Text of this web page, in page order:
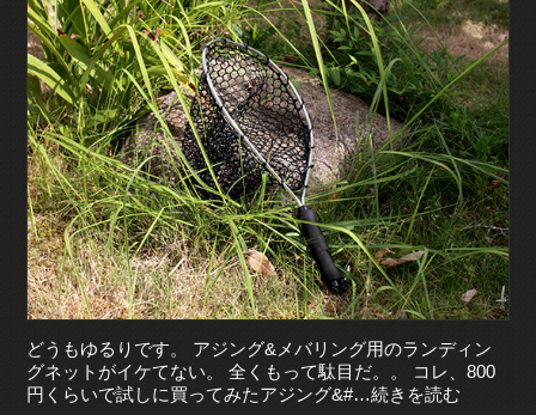
どうもゆるりです。 アジング&メバリング用のランディン
グネットがイケてない。 全くもって駄目だ。。 コレ、800
円くらいで試しに買ってみたアジング&#…続きを読む